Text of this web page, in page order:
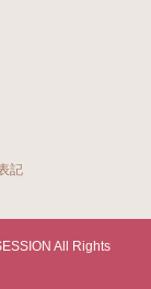
記
All Rights